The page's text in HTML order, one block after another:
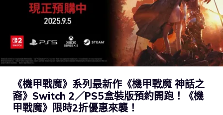
《機甲戰魔》系列最新作《機甲戰魔 神話之
裔》Switch 2／PS5盒裝版預約開跑！《機
甲戰魔》限時2折優惠來襲！